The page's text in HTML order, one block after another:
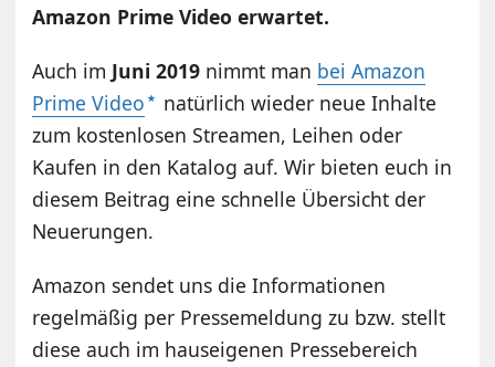
Amazon Prime Video erwartet.
Auch im Juni 2019 nimmt man bei Amazon
Prime Video
natürlich wieder neue Inhalte
zum kostenlosen Streamen, Leihen oder
Kaufen in den Katalog auf. Wir bieten euch in
diesem Beitrag eine schnelle Übersicht der
Neuerungen.
Amazon sendet uns die Informationen
regelmäßig per Pressemeldung zu bzw. stellt
diese auch im hauseigenen Pressebereich